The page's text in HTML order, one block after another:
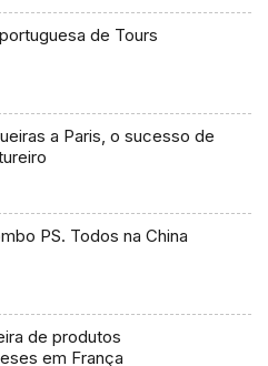
de Tours
a Paris, o sucesso de
PS. Todos na China
de produtos
em França